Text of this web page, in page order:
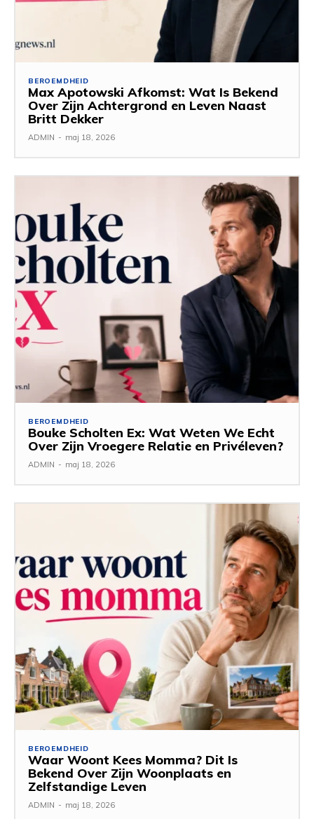
BEROEMDHEID
Max Apotowski Afkomst: Wat Is Bekend
Over Zijn Achtergrond en Leven Naast
Britt Dekker
ADMIN - maj 18, 2026
BEROEMDHEID
Bouke Scholten Ex: Wat Weten We Echt
Over Zijn Vroegere Relatie en Privéleven?
ADMIN - maj 18, 2026
BEROEMDHEID
Waar Woont Kees Momma? Dit Is
Bekend Over Zijn Woonplaats en
Zelfstandige Leven
ADMIN - maj 18, 2026